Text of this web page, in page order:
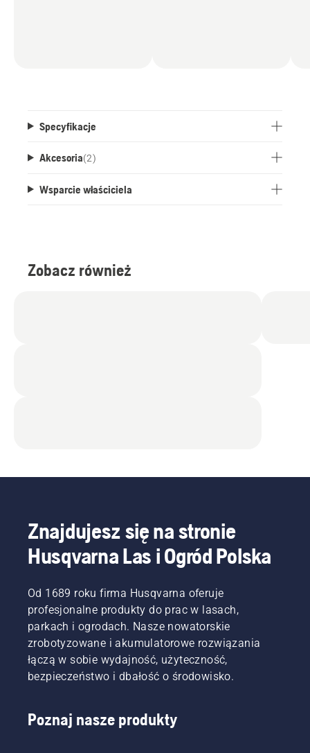
Specyfikacje
Akcesoria(2)
Wsparcie właściciela
Zobacz również
Znajdujesz się na stronie
Husqvarna Las i Ogród Polska
Od 1689 roku firma Husqvarna oferuje
profesjonalne produkty do prac w lasach,
parkach i ogrodach. Nasze nowatorskie
zrobotyzowane i akumulatorowe rozwiązania
łączą w sobie wydajność, użyteczność,
bezpieczeństwo i dbałość o środowisko.
Poznaj nasze produkty